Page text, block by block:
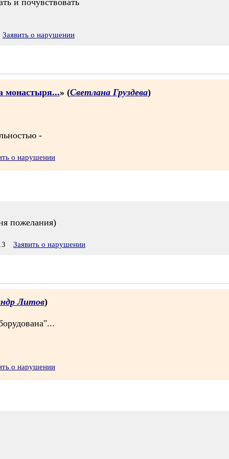
и почувствовать
Заявить о нарушении
монастыря...» (Светлана Груздева)
-
о нарушении
пожелания)
Заявить о нарушении
Литов)
о нарушении